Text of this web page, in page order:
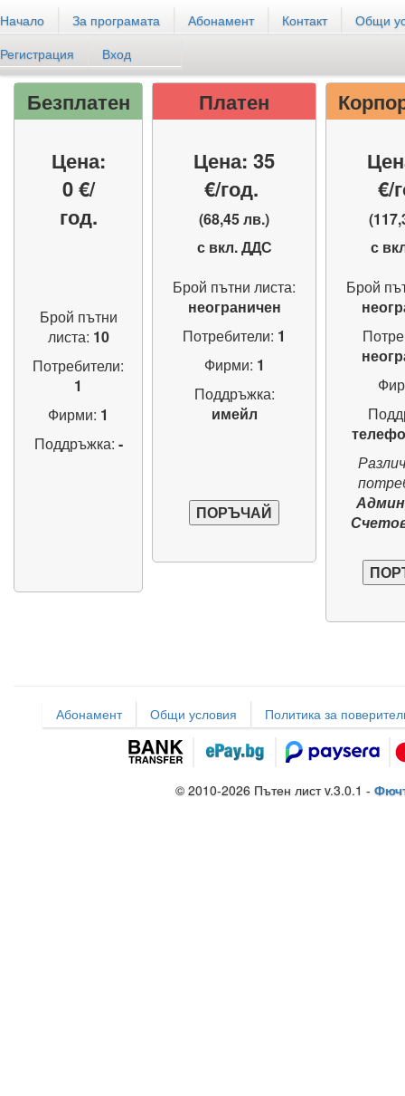
Начало За програмата Абонамент Контакт
Общи
Регистрация
Вход
Безплатен
Цена:
0 €/
год.
Брой пътни
листа: 10
Потребители:
1
Фирми: 1
Поддръжка: -
Платен
Цена: 35
€/год.
(68,45 лв.)
с вкл. ДДС
Брой пътни листа:
неограничен
Потребители: 1
Фирми: 1
Поддръжка:
имейл
€/
с
Брой
Абонамент Общи условия Политика за
© 2010-2026 Пътен лист v.3.0.1 -